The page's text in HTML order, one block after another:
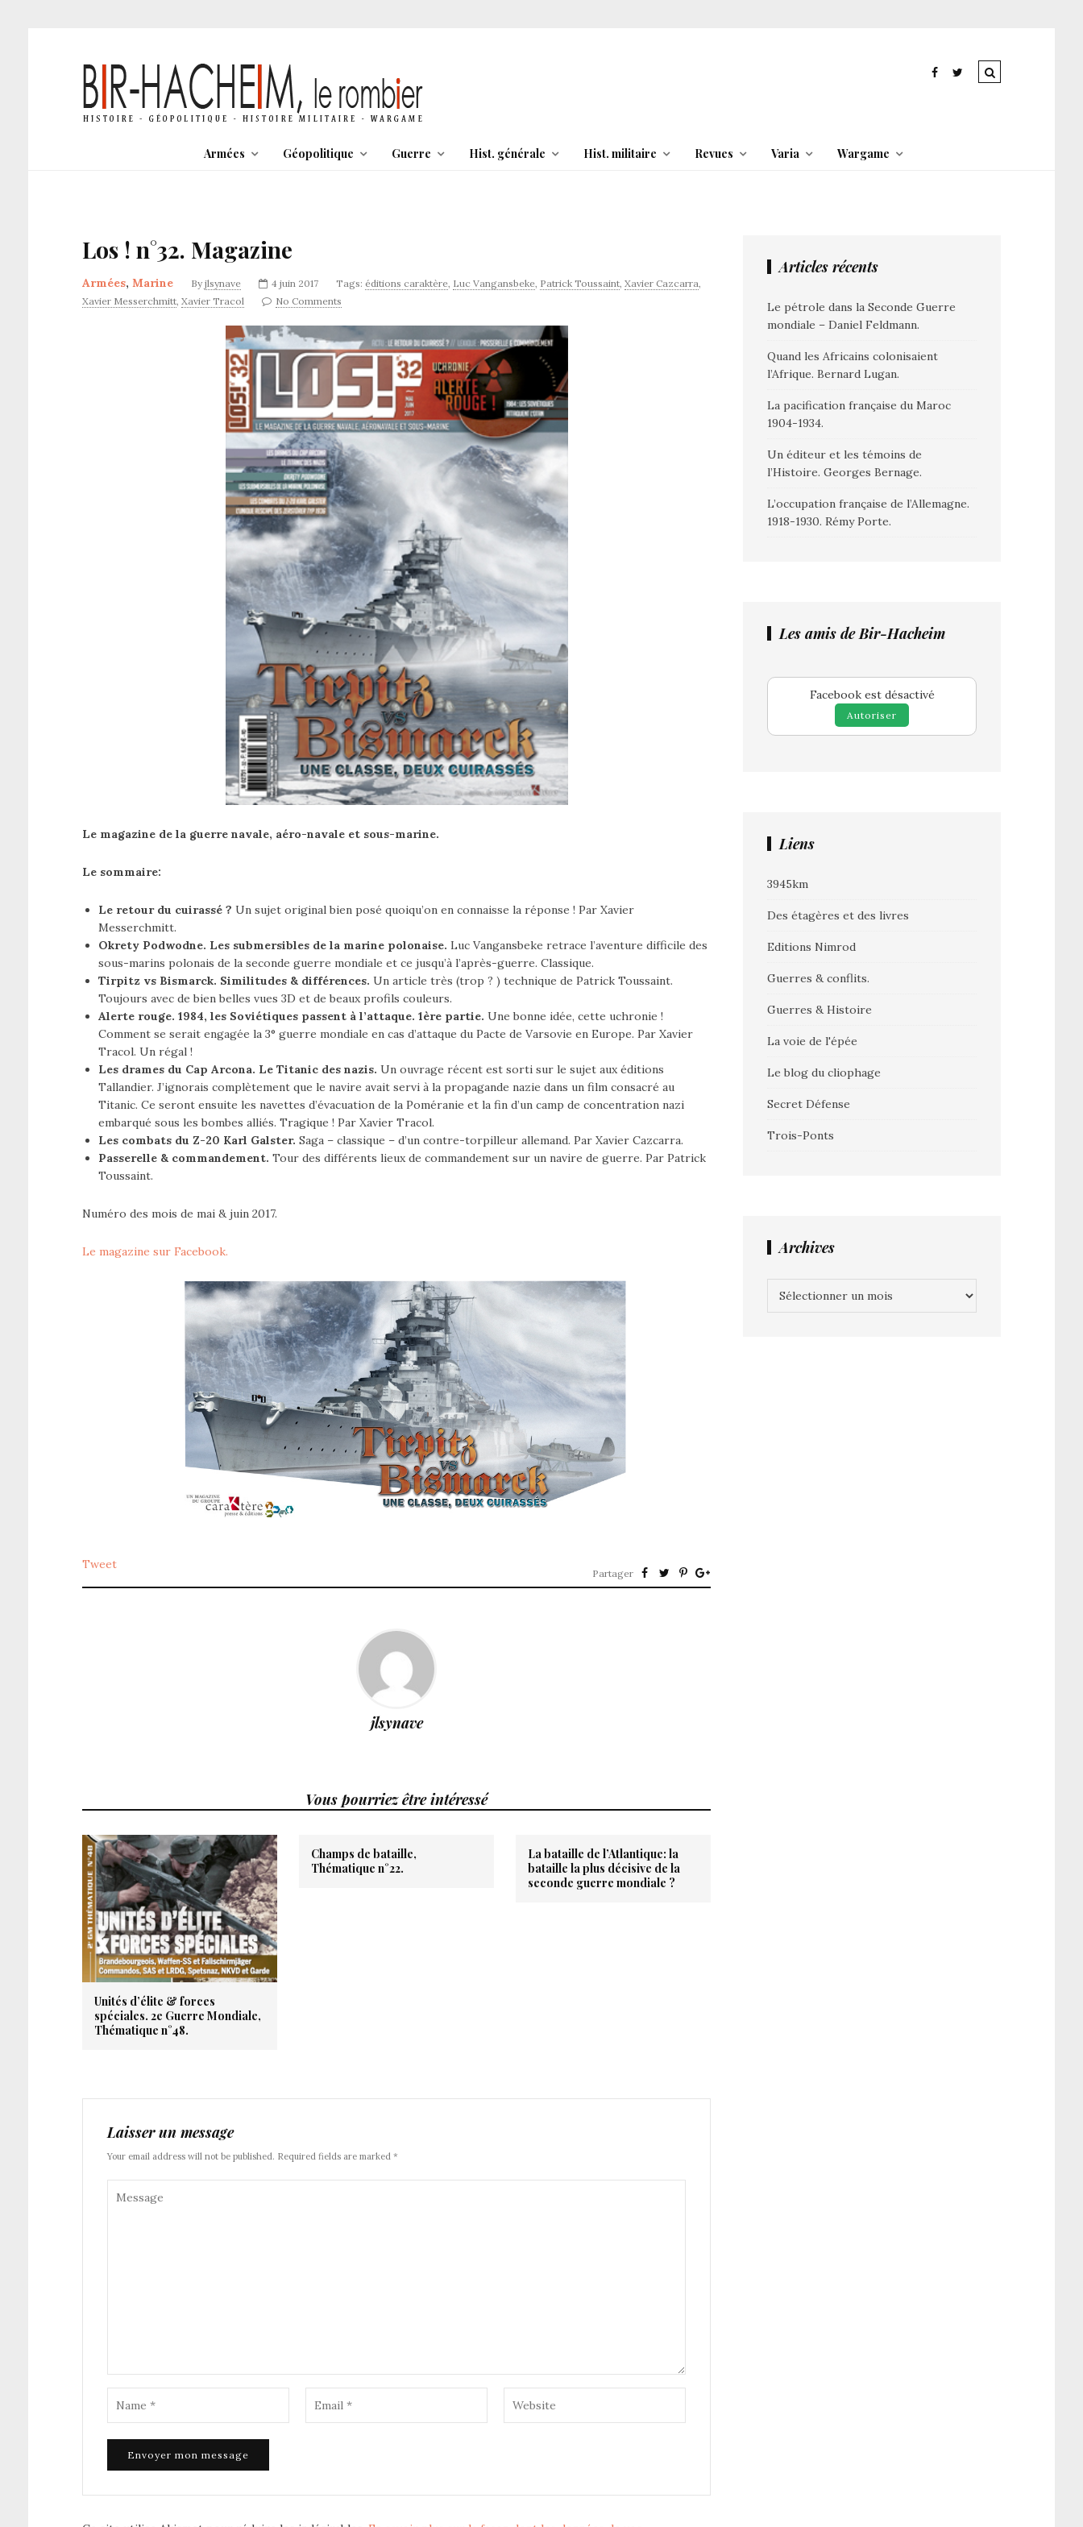
Armées Géopolitique Guerre Hist. générale Hist. militaire Revues Varia Wargame
Los ! n°32. Magazine
Armées, Marine By jlsynave 4 juin 2017 Tags: éditions caraktère, Luc Vangansbeke, Patrick Toussaint, Xavier Cazcarra,
Xavier Messerchmitt, Xavier Tracol No Comments
Le magazine de la guerre navale, aéro-navale et sous-marine.
Le sommaire:
Le retour du cuirassé ? Un sujet original bien posé quoiqu’on en connaisse la réponse ! Par Xavier
Messerchmitt.
Okrety Podwodne. Les submersibles de la marine polonaise. Luc Vangansbeke retrace l’aventure difficile des
sous-marins polonais de la seconde guerre mondiale et ce jusqu’à l’après-guerre. Classique.
Tirpitz vs Bismarck. Similitudes & différences. Un article très (trop ? ) technique de Patrick Toussaint.
Toujours avec de bien belles vues 3D et de beaux profils couleurs.
Alerte rouge. 1984, les Soviétiques passent à l’attaque. 1ère partie. Une bonne idée, cette uchronie !
Comment se serait engagée la 3° guerre mondiale en cas d’attaque du Pacte de Varsovie en Europe. Par Xavier
Tracol. Un régal !
Les drames du Cap Arcona. Le Titanic des nazis. Un ouvrage récent est sorti sur le sujet aux éditions
Tallandier. J’ignorais complètement que le navire avait servi à la propagande nazie dans un film consacré au
Titanic. Ce seront ensuite les navettes d’évacuation de la Poméranie et la fin d’un camp de concentration nazi
embarqué sous les bombes alliés. Tragique ! Par Xavier Tracol.
Les combats du Z-20 Karl Galster. Saga – classique – d’un contre-torpilleur allemand. Par Xavier Cazcarra.
Passerelle & commandement. Tour des différents lieux de commandement sur un navire de guerre. Par Patrick
Toussaint.
Numéro des mois de mai & juin 2017.
Le magazine sur Facebook.
Tweet
Partager
jlsynave
Vous pourriez être intéressé
Unités d’élite & forces
spéciales. 2e Guerre Mondiale,
Thématique n°48.
Champs de bataille,
Thématique n°22.
La bataille de l’Atlantique: la
bataille la plus décisive de la
seconde guerre mondiale ?
Laisser un message
Your email address will not be published. Required fields are marked *
Articles récents
Le pétrole dans la Seconde Guerre
mondiale – Daniel Feldmann.
Quand les Africains colonisaient
l’Afrique. Bernard Lugan.
La pacification française du Maroc
1904-1934.
Un éditeur et les témoins de
l’Histoire. Georges Bernage.
L’occupation française de l’Allemagne.
1918-1930. Rémy Porte.
Les amis de Bir-Hacheim
Facebook est désactivé
Autoriser
Liens
3945km
Des étagères et des livres
Editions Nimrod
Guerres & conflits.
Guerres & Histoire
La voie de l'épée
Le blog du cliophage
Secret Défense
Trois-Ponts
Archives